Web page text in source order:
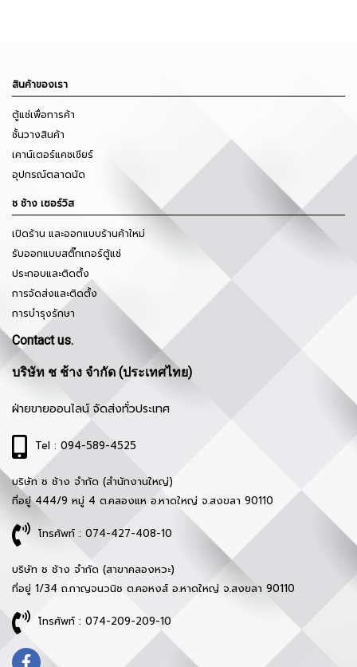
สินค้าของเรา
ตู้แช่เพื่อการค้า
ชั้นวางสินค้า
เคาน์เตอร์แคชเชียร์
อุปกรณ์ตลาดนัด
ช ช้าง เซอร์วิส
เปิดร้าน และออกแบบร้านค้าใหม่
รับออกแบบสติ๊กเกอร์ตู้แช่
ประกอบและติดตั้ง
การจัดส่งและติดตั้ง
การบำรุงรักษา
Contact us.
บริษัท ช ช้าง จำกัด (ประเทศไทย)
ฝ่ายขายออนไลน์ จัดส่งทั่วประเทศ
Tel : 094-589-4525
บริษัท ช ช้าง จำกัด (สำนักงานใหญ่)
ที่อยู่ 444/9 หมู่ 4 ต.คลองแห อ.หาดใหญ่ จ.สงขลา 90110
โทรศัพท์ : 074-427-408-10
บริษัท ช ช้าง จำกัด (สาขาคลองหวะ)
ที่อยู่ 1/34 ถ.กาญจนวนิช ต.คอหงส์ อ.หาดใหญ่ จ.สงขลา 90110
โทรศัพท์ : 074-209-209-10